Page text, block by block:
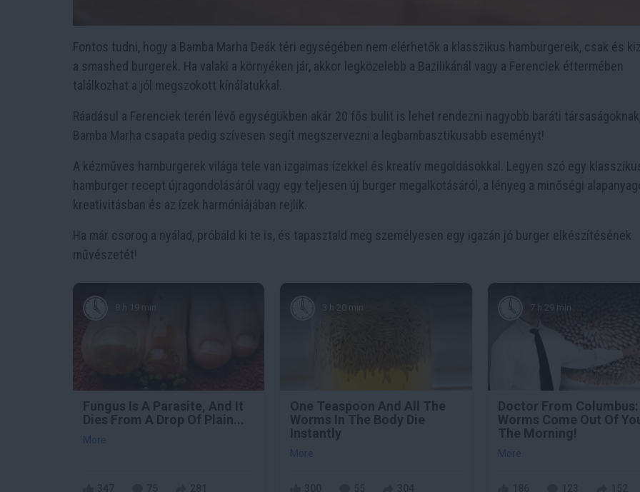
Fontos tudni, hogy a Bamba Marha Deák téri egységében nem elérhetők a klasszikus hamburgereik, csak és
a smashed burgerek. Ha valaki a környéken jár, akkor legközelebb a Bazilikánál vagy a Ferenciek éttermében
találkozhat a jól megszokott kínálatukkal.
Ráadásul a Ferenciek terén lévő egységükben akár 20 fős bulit is lehet rendezni nagyobb baráti
Bamba Marha csapata pedig szívesen segít megszervezni a legbambasztikusabb eseményt!
A kézműves hamburgerek világa tele van izgalmas ízekkel és kreatív megoldásokkal. Legyen szó egy
hamburger recept újragondolásáról vagy egy teljesen új burger megalkotásáról, a lényeg a minőségi
kreativitásban és az ízek harmóniájában rejlik.
Ha már csorog a nyálad, próbáld ki te is, és tapasztald meg személyesen egy igazán jó burger elkészítésének
művészetét!
8 h 19 min
Fungus Is A Parasite, And It
Dies From A Drop Of Plain...
More
3 h 20 min
One Teaspoon And All The
Worms In The Body Die
Instantly
More
7 h 29 min
Doctor From Columbus:
Worms Come Out Of
The Morning!
More